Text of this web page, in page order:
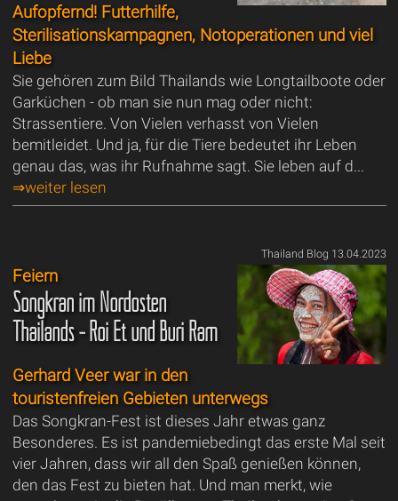
Aufopfernd! Futterhilfe,
Sterilisationskampagnen, Notoperationen und viel
Liebe
Sie gehören zum Bild Thailands wie Longtailboote oder
Garküchen - ob man sie nun mag oder nicht:
Strassentiere. Von Vielen verhasst von Vielen
bemitleidet. Und ja, für die Tiere bedeutet ihr Leben
genau das, was ihr Rufnahme sagt. Sie leben auf d...
⇒weiter lesen
Thailand Blog 13.04.2023
Feiern
Songkran im Nordosten
Thailands - Roi Et und Buri Ram
Gerhard Veer war in den
touristenfreien Gebieten unterwegs
Das Songkran-Fest ist dieses Jahr etwas ganz
Besonderes. Es ist pandemiebedingt das erste Mal seit
vier Jahren, dass wir all den Spaß genießen können,
den das Fest zu bieten hat. Und man merkt, wie